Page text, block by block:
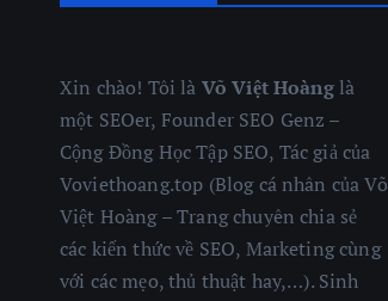
Xin chào! Tôi là Võ Việt Hoànglà
một SEOer, Founder SEO Genz –
Cộng Đồng Học Tập SEO, Tác giả của
Voviethoang.top (Blog cá nhân của Võ
Việt Hoàng – Trang chuyên chia sẻ
các kiến thức về SEO, Marketing cùng
với các mẹo, thủ thuật hay,…). Sinh